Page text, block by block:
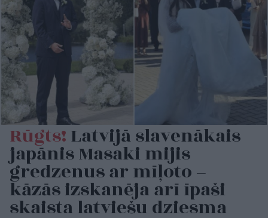
Rūgts!Latvijā slavenākais
japānis Masaki mijis
gredzenus ar mīļoto –
kāzās izskanēja arī īpaši
skaista latviešu dziesma